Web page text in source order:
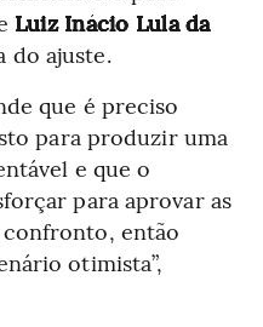
Luiz Inácio Lula da
do ajuste.
que é preciso
para produzir uma
e que o
para aprovar as
então
otimista”,